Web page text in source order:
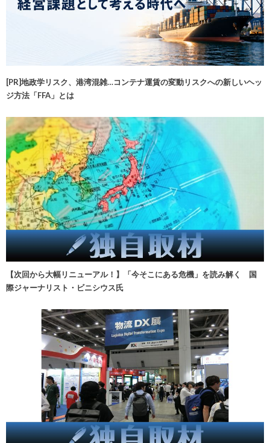
[PR]地政学リスク、港湾混雑…コンテナ運賃の変動リスクへの新しいヘッ
ジ方法「FFA」とは
【次回から大幅リニューアル！】「今そこにある危機」を読み解く 国
際ジャーナリスト・ビニシウス氏